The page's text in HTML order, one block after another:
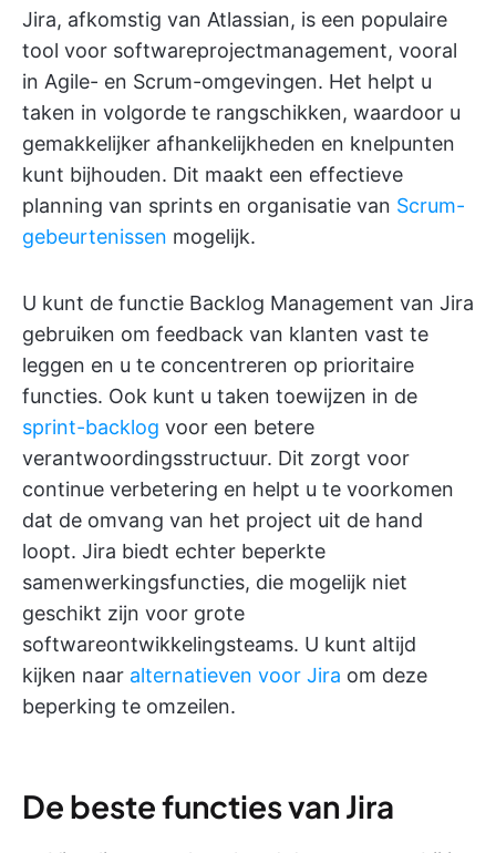
Jira, afkomstig van Atlassian, is een populaire
tool voor softwareprojectmanagement, vooral
in Agile- en Scrum-omgevingen. Het helpt u
taken in volgorde te rangschikken, waardoor u
gemakkelijker afhankelijkheden en knelpunten
kunt bijhouden. Dit maakt een effectieve
planning van sprints en organisatie van Scrum-
gebeurtenissen mogelijk.
U kunt de functie Backlog Management van Jira
gebruiken om feedback van klanten vast te
leggen en u te concentreren op prioritaire
functies. Ook kunt u taken toewijzen in de
sprint-backlog voor een betere
verantwoordingsstructuur. Dit zorgt voor
continue verbetering en helpt u te voorkomen
dat de omvang van het project uit de hand
loopt. Jira biedt echter beperkte
samenwerkingsfuncties, die mogelijk niet
geschikt zijn voor grote
softwareontwikkelingsteams. U kunt altijd
kijken naar alternatieven voor Jira om deze
beperking te omzeilen.
De beste functies van Jira